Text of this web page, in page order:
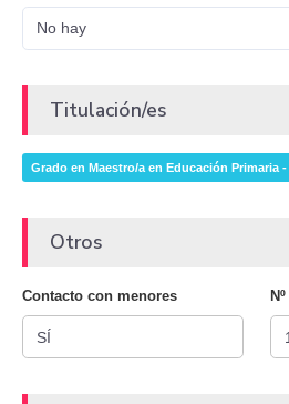
No hay
Titulación/es
Grado en Maestro/a en Educación Primaria
Otros
Contacto con menores